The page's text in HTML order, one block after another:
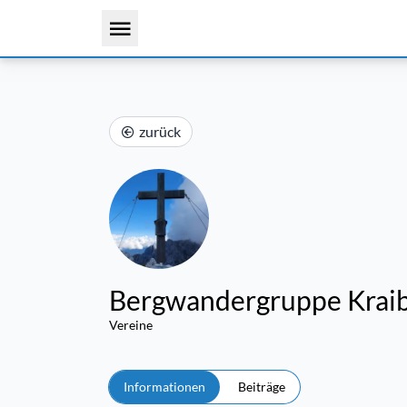
zurück
Bergwandergruppe
Vereine
Informationen Beiträge